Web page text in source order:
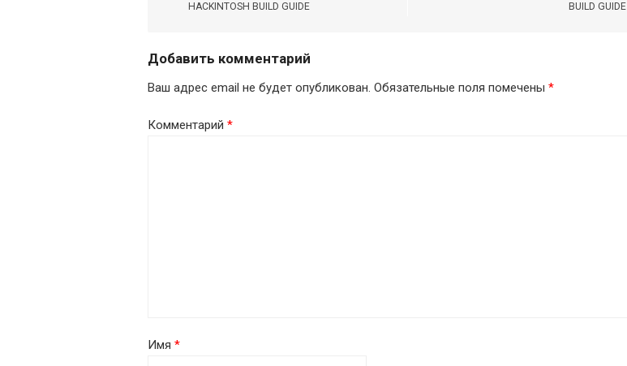
записям
HACKINTOSH BUILD GUIDE
BUILD GUIDE
Добавить комментарий
Ваш адрес email не будет опубликован. Обязательные поля помечены *
Комментарий *
Имя *